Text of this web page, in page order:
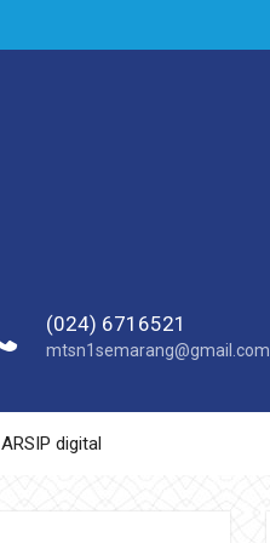
(024) 6716521
mtsn1semarang@gmail.com
ARSIP digital